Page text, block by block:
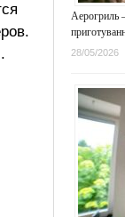
Аерогриль
28/05/2026